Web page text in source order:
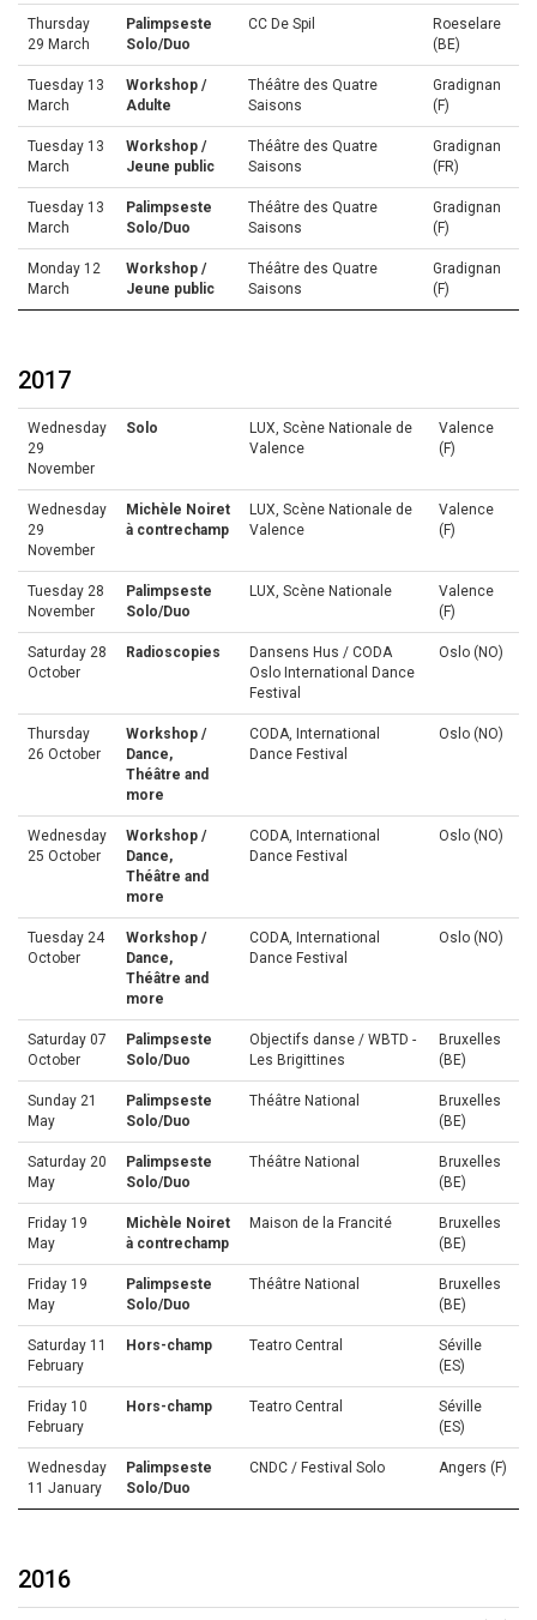
Thursday
29 March
Palimpseste
Solo/Duo
CC De Spil
Roeselare
(BE)
Tuesday 13
March
Workshop /
Adulte
Théâtre des Quatre
Saisons
Gradignan
(F)
Tuesday 13
March
Workshop /
Jeune public
Théâtre des Quatre
Saisons
Gradignan
(FR)
Tuesday 13
March
Palimpseste
Solo/Duo
Théâtre des Quatre
Saisons
Gradignan
(F)
Monday 12
March
Workshop /
Jeune public
Théâtre des Quatre
Saisons
Gradignan
(F)
2017
Wednesday
29
November
Solo
LUX, Scène Nationale de
Valence
Valence
(F)
Wednesday
29
November
Michèle Noiret
à contrechamp
LUX, Scène Nationale de
Valence
Valence
(F)
Tuesday 28
November
Palimpseste
Solo/Duo
LUX, Scène Nationale
Valence
(F)
Saturday 28
October
Radioscopies
Dansens Hus / CODA
Oslo International Dance
Festival
Oslo (NO)
Thursday
26 October
Workshop /
Dance,
Théâtre and
more
CODA, International
Dance Festival
Oslo (NO)
Wednesday
25 October
Workshop /
Dance,
Théâtre and
more
CODA, International
Dance Festival
Oslo (NO)
Tuesday 24
October
Workshop /
Dance,
Théâtre and
more
CODA, International
Dance Festival
Oslo (NO)
Saturday 07
October
Palimpseste
Solo/Duo
Objectifs danse / WBTD -
Les Brigittines
Bruxelles
(BE)
Sunday 21
May
Palimpseste
Solo/Duo
Théâtre National
Bruxelles
(BE)
Saturday 20
May
Palimpseste
Solo/Duo
Théâtre National
Bruxelles
(BE)
Friday 19
May
Michèle Noiret
à contrechamp
Maison de la Francité
Bruxelles
(BE)
Friday 19
May
Palimpseste
Solo/Duo
Théâtre National
Bruxelles
(BE)
Saturday 11
February
Hors-champ Teatro Central
Séville
(ES)
Friday 10
February
Hors-champ Teatro Central
Séville
(ES)
Wednesday
11 January
Palimpseste
Solo/Duo
CNDC / Festival Solo Angers (F)
2016